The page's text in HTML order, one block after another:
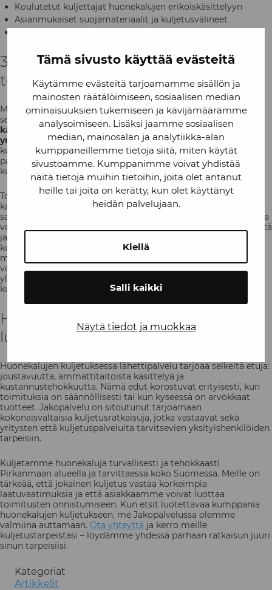
Tämä sivusto käyttää evästeitä
Käytämme evästeitä tarjoamamme sisällön ja
mainosten räätälöimiseen, sosiaalisen median
ominaisuuksien tukemiseen ja kävijämäärämme
analysoimiseen. Lisäksi jaamme sosiaalisen
median, mainosalan ja analytiikka-alan
kumppaneillemme tietoja siitä, miten käytät
sivustoamme. Kumppanimme voivat yhdistää
näitä tietoja muihin tietoihin, joita olet antanut
heille tai joita on kerätty, kun olet käyttänyt
heidän palvelujaan.
Kiellä
Salli kaikki
Näytä tiedot ja muokkaa
Koulutetut kuljettajat huonekalujen erikoiskäsittelyyn
Asianmukaiset suojamateriaalit ja kuljetusvälineet
3: Kustannustehokkuus ja
toimitusvarmuus yrityksille
Moni yritys pohtii oman kuljetuskaluston hankkimista, mutta
sen ylläpito on kallista ja joustamatonta.Lähettipalvelun
käyttäminen huonekalukuljetuksissa vapauttaa pääomaa
yrityksen ydintoimintoihinja tarjoaa skaalautuvan ratkaisun
kuljetustarpeisiin. Kun kuljetusvolyymi kasvaa tai vähenee,
palvelumme mukautuu tarpeen mukaan ilman kiinteitä
kustannuksia.
Toimitusvarmuus on kriittinen tekijä asiakastyytyväisyyden
kannalta. Kun huonekalujen toimitus sujuu ajallaan ja tuotteet
saapuvat ehjinä, se parantaa merkittävästi asiakaskokemusta ja
vahvistaa yrityksesi brändiä. Asiakkaat arvostavat täsmällisyyttä
ja luotettavuutta – varsinkin kun kyseessä on kallis hankinta
kuten sohvakalusto tai ruokailuryhmä. Kokemuksemme
mukaan huonekalujen kuljetuksiin erikoistunut palvelu
vähentää reklamaatioita jopa 60% verrattuna
yleiskuljetuspalveluihin, mikä tuo merkittäviä
kustannussäästöjä pitkällä aikavälillä.
Huolettomia huonekalukuljetuksia
luotettavan kumppanin kanssa
Huonekalujen kuljetuksessa lähettipalvelu tarjoaa selkeitä etuja:
joustavuutta, ammattitaitoista käsittelyä ja
kustannustehokkuutta. Nämä edut korostuvat erityisesti, kun
toimituksia on säännöllisesti tai kun kyseessä on arvokkaat
tuotteet. Jakopalvelu on sitoutunut tarjoamaan
kokonaisvaltaisia kuljetusratkaisuja, jotka vastaavat sekä
yritysten että kuljetuspalveluita tarvitsevien yksityishenkilöiden
tarpeisiin.
Kuljetamme huonekaluja turvallisesti ja tehokkaasti
Pirkanmaan alueella ja tarvittaessa koko Suomessa. Meille on
tärkeää, että jokainen kuljetus vastaa korkeimpia
laatuvaatimuksia ja että asiakkaamme voivat luottaa
toimitusten onnistumiseen. Kun etsit luotettavaa kumppania
huonekalujen kuljetukseen, me Jakopalvelussa olemme
valmiina auttamaan. Ota yhteyttä ja kerro meille
kuljetustarpeistasi – löydämme yhdessä parhaan ratkaisun juuri
sinun tarpeisiisi.
Kategoriat
Artikkelit